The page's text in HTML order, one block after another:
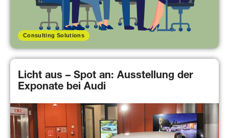
Consulting Solutions
Licht aus – Spot an: Ausstellung der
Exponate bei Audi